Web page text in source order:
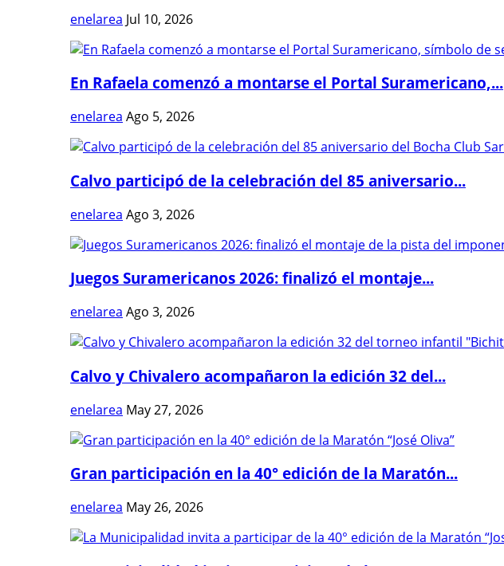
enelarea Jul 10, 2026
En Rafaela comenzó a montarse el Portal Suramericano,...
enelarea Ago 5, 2026
Calvo participó de la celebración del 85 aniversario...
enelarea Ago 3, 2026
Juegos Suramericanos 2026: finalizó el montaje...
enelarea Ago 3, 2026
Calvo y Chivalero acompañaron la edición 32 del...
enelarea May 27, 2026
Gran participación en la 40° edición de la Maratón...
enelarea May 26, 2026